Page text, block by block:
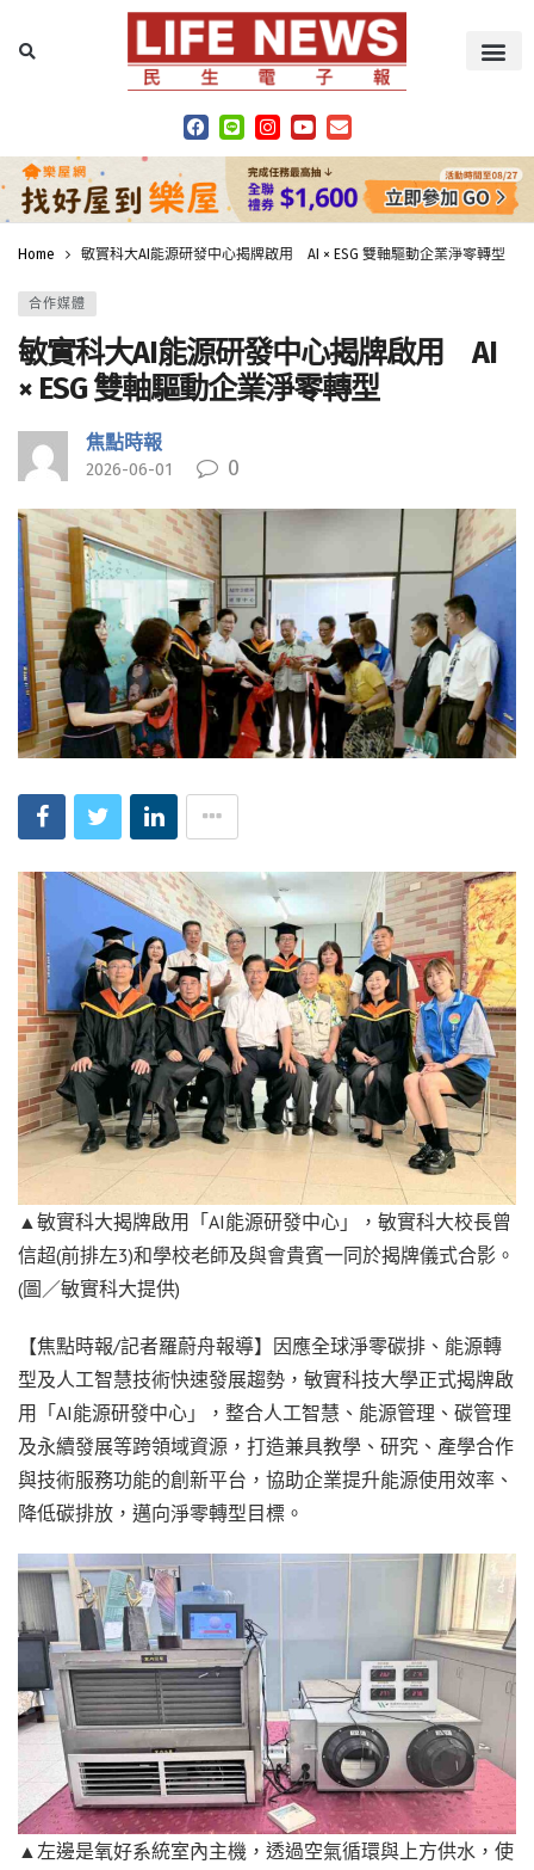
Home 敏實科大AI能源研發中心揭牌啟用 AI × ESG 雙軸驅動企業淨零轉型
合作媒體
敏實科大AI能源研發中心揭牌啟用 AI
× ESG 雙軸驅動企業淨零轉型
焦點時報
2026-06-01 0
▲敏實科大揭牌啟用「AI能源研發中心」，敏實科大校長曾
信超(前排左3)和學校老師及與會貴賓一同於揭牌儀式合影。
(圖／敏實科大提供)
【焦點時報/記者羅蔚舟報導】因應全球淨零碳排、能源轉
型及人工智慧技術快速發展趨勢，敏實科技大學正式揭牌啟
用「AI能源研發中心」，整合人工智慧、能源管理、碳管理
及永續發展等跨領域資源，打造兼具教學、研究、產學合作
與技術服務功能的創新平台，協助企業提升能源使用效率、
降低碳排放，邁向淨零轉型目標。
▲左邊是氧好系統室內主機，透過空氣循環與上方供水，使